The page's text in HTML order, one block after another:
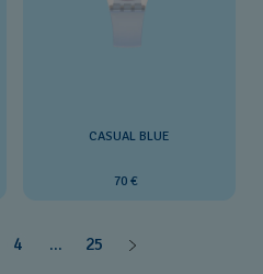
CASUAL BLUE
70 €
4 ... 25